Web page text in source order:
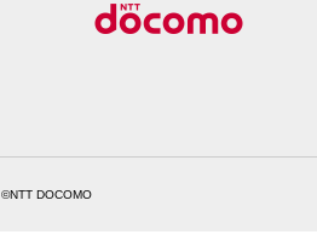
©NTT DOCOMO